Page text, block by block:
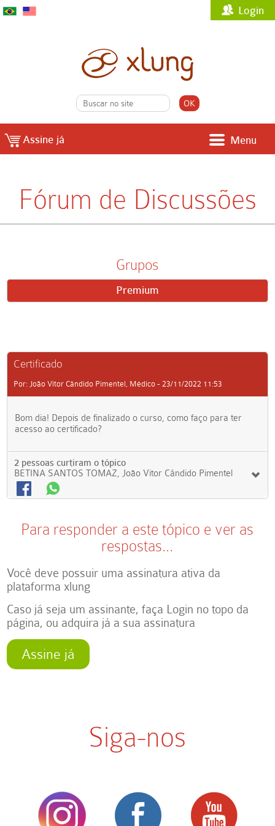
Login
Assine já Menu
Fórum de Discussões
Grupos
Premium
Certificado
Por: João Vitor Cândido Pimentel, Médico - 23/11/2022 11:53
Bom dia! Depois de finalizado o curso, como faço para ter
acesso ao certificado?
2 pessoas curtiram o tópico
BETINA SANTOS TOMAZ, João Vitor Cândido Pimentel
Para responder a este tópico e ver as
respostas...
Você deve possuir uma assinatura ativa da
plataforma xlung
Caso já seja um assinante, faça Login no topo da
página, ou adquira já a sua assinatura
Assine já
Siga-nos